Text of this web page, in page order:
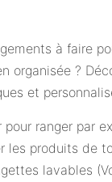
à faire
organisée ?
et
ranger par
les produits de
lavables